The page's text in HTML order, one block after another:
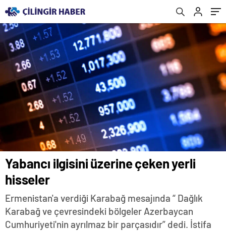
Yabancı ilgisini üzerine çeken yerli
hisseler
Ermenistan'a verdiği Karabağ mesajında “ Dağlık
Karabağ ve çevresindeki bölgeler Azerbaycan
Cumhuriyeti'nin ayrılmaz bir parçasıdır” dedi. İstifa